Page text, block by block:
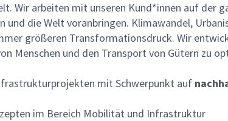
Wir arbeiten mit unseren Kund*innen auf der
und die Welt voranbringen. Klimawandel,
größeren Transformationsdruck. Wir
Menschen und den Transport von Gütern zu
mit Schwerpunkt auf
im Bereich Mobilität und Infrastruktur